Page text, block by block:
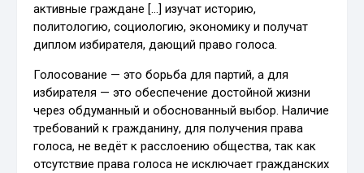
активные граждане […] изучат историю,
политологию, социологию, экономику и получат
диплом избирателя, дающий право голоса.
Голосование — это борьба для партий, а для
избирателя — это обеспечение достойной жизни
через обдуманный и обоснованный выбор. Наличие
требований к гражданину, для получения права
голоса, не ведёт к расслоению общества, так как
отсутствие права голоса не исключает гражданских